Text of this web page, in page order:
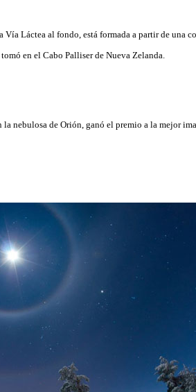
Láctea al fondo, está formada a partir de una
en el Cabo Palliser de Nueva Zelanda.
nebulosa de Orión, ganó el premio a la mejor